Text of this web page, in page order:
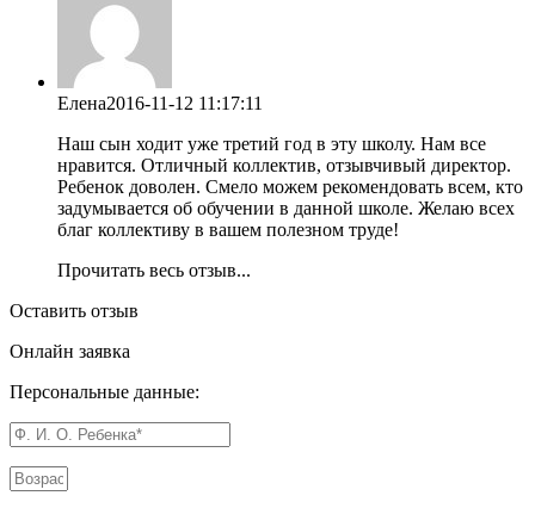
Елена2016-11-12 11:17:11
Наш сын ходит уже третий год в эту школу. Нам все
нравится. Отличный коллектив, отзывчивый директор.
Ребенок доволен. Смело можем рекомендовать всем, кто
задумывается об обучении в данной школе. Желаю всех
благ коллективу в вашем полезном труде!
Прочитать весь отзыв...
Оставить отзыв
Онлайн заявка
Персональные данные: